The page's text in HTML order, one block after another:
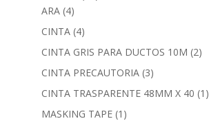
ARA (4)
CINTA (4)
CINTA GRIS PARA DUCTOS 10M (2)
CINTA PRECAUTORIA (3)
CINTA TRASPARENTE 48MM X 40 (1)
MASKING TAPE (1)